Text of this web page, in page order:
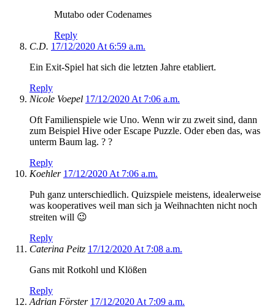
Mutabo oder Codenames
Reply
C.D. 17/12/2020 At 6:59 a.m.
Ein Exit-Spiel hat sich die letzten Jahre etabliert.
Reply
Nicole Voepel 17/12/2020 At 7:06 a.m.
Oft Familienspiele wie Uno. Wenn wir zu zweit sind, dann
zum Beispiel Hive oder Escape Puzzle. Oder eben das, was
unterm Baum lag. ? ?
Reply
Koehler 17/12/2020 At 7:06 a.m.
Puh ganz unterschiedlich. Quizspiele meistens, idealerweise
was kooperatives weil man sich ja Weihnachten nicht noch
streiten will 😉
Reply
Caterina Peitz 17/12/2020 At 7:08 a.m.
Gans mit Rotkohl und Klößen
Reply
Adrian Förster 17/12/2020 At 7:09 a.m.